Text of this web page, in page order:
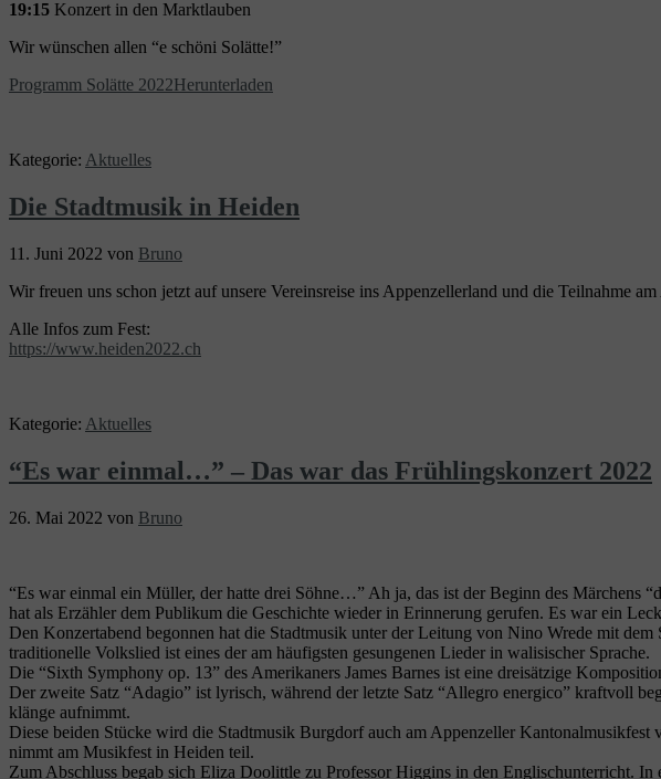
19:15 Konzert in den Marktlauben
Wir wünschen allen “e schöni Solätte!”
Programm Solätte 2022Herunterladen
Kategorie: Aktuelles
Die Stadtmusik in Heiden
11. Juni 2022 von Bruno
Wir freuen uns schon jetzt auf unsere Vereinsreise ins Appenzellerland und die Teilnahme
Alle Infos zum Fest:
https://www.heiden2022.ch
Kategorie: Aktuelles
“Es war einmal…” – Das war das Frühlingskonzert 2022
26. Mai 2022 von Bruno
“Es war einmal ein Müller, der hatte drei Söhne…” Ah ja, das ist der Beginn des Märchens
hat als Erzähler dem Publikum die Geschichte wieder in Erinnerung gerufen. Es war ein
Den Konzertabend begonnen hat die Stadtmusik unter der Leitung von Nino Wrede mit
traditionelle Volkslied ist eines der am häufigsten gesungenen Lieder in walisischer Sprache.
Die “Sixth Symphony op. 13” des Amerikaners James Barnes ist eine dreisätzige
Der zweite Satz “Adagio” ist lyrisch, während der letzte Satz “Allegro energico” kraftvoll
klänge aufnimmt.
Diese beiden Stücke wird die Stadtmusik Burgdorf auch am Appenzeller
nimmt am Musikfest in Heiden teil.
Zum Abschluss begab sich Eliza Doolittle zu Professor Higgins in den Englischunterricht.